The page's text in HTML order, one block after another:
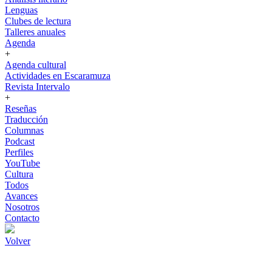
Lenguas
Clubes de lectura
Talleres anuales
Agenda
+
Agenda cultural
Actividades en Escaramuza
Revista Intervalo
+
Reseñas
Traducción
Columnas
Podcast
Perfiles
YouTube
Cultura
Todos
Avances
Nosotros
Contacto
Volver